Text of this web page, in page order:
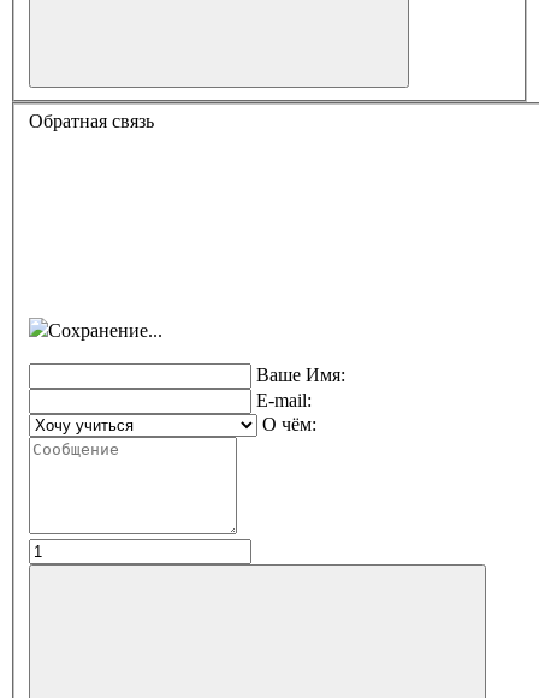
Обратная связь
Сохранение...
Ваше Имя:
E-mail:
О чём: